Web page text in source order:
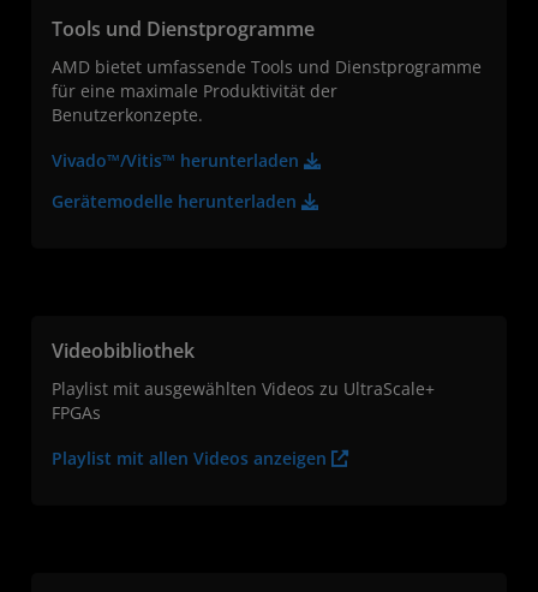
Tools und Dienstprogramme
AMD bietet umfassende Tools und Dienstprogramme
für eine maximale Produktivität der
Benutzerkonzepte.
Vivado™/Vitis™ herunterladen
Gerätemodelle herunterladen
Videobibliothek
Playlist mit ausgewählten Videos zu UltraScale+
FPGAs
Playlist mit allen Videos anzeigen